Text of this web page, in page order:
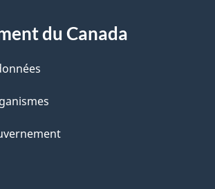
du Canada